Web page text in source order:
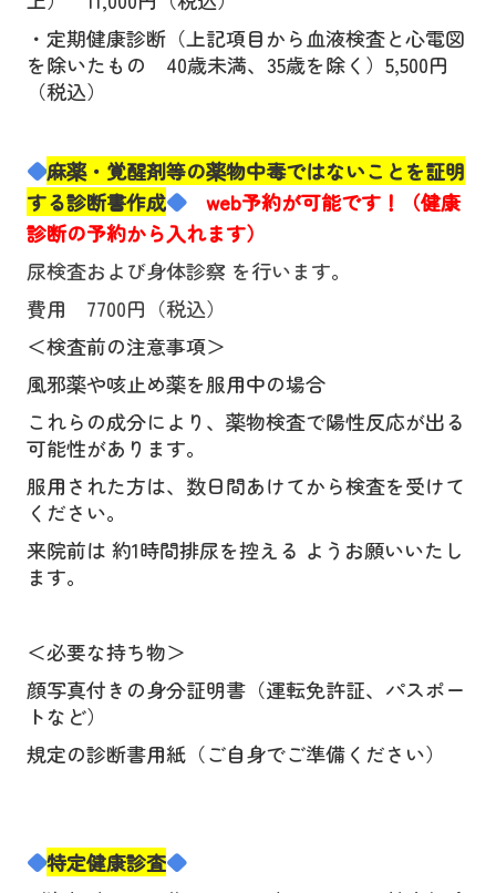
・定期健康診断（上記項目から血液検査と心電図
を除いたもの 40歳未満、35歳を除く）5,500円
（税込）
◆麻薬・覚醒剤等の薬物中毒ではないことを証明
する診断書作成◆web予約が可能です！（健康
診断の予約から入れます）
尿検査および身体診察 を行います。
費用 7700円（税込）
＜検査前の注意事項＞
風邪薬や咳止め薬を服用中の場合
これらの成分により、薬物検査で陽性反応が出る
可能性があります。
服用された方は、数日間あけてから検査を受けて
ください。
来院前は 約1時間排尿を控える ようお願いいたし
ます。
＜必要な持ち物＞
顔写真付きの身分証明書（運転免許証、パスポー
トなど）
規定の診断書用紙（ご自身でご準備ください）
◆特定健康診査◆